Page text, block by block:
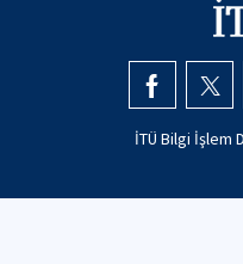
İTÜ Bilgi İşlem